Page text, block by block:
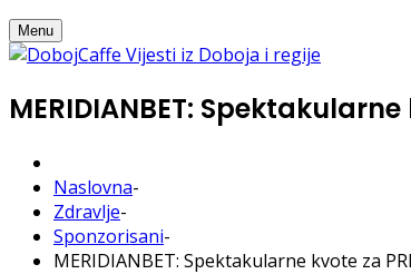
Menu
MERIDIANBET: Spektakularne
Naslovna-
Zdravlje-
Sponzorisani-
MERIDIANBET: Spektakularne kvote za